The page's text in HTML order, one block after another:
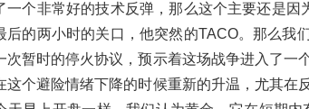
一个非常好的技术反弹，那么这个主要还是
后的两小时的关口，他突然的TACO。那么我
次暂时的停火协议，预示着这场战争进入了一
这个避险情绪下降的时候重新的升温，尤其在